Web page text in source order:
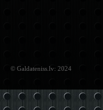
© Galdateniss.lv: 2024